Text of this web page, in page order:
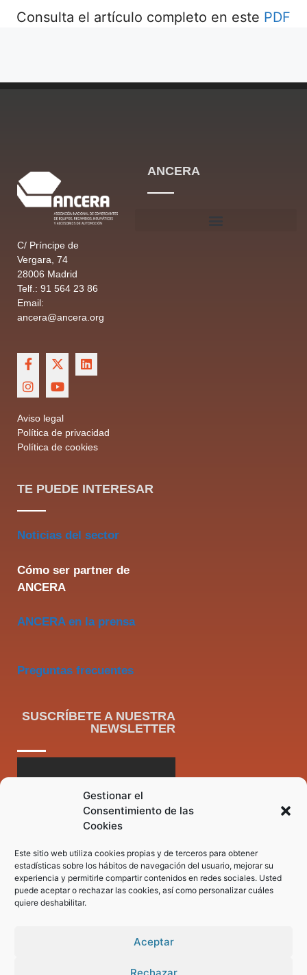
Gestionar el
Consentimiento de las
Cookies
Este sitio web utiliza cookies propias y de terceros para obtener
estadísticas sobre los hábitos de navegación del usuario, mejorar su
experiencia y permitirle compartir contenidos en redes sociales. Usted
puede aceptar o rechazar las cookies, así como personalizar cuáles
quiere deshabilitar.
Aceptar
Rechazar
Consulta el artículo completo en este PDF
C/ Príncipe de
Vergara, 74
28006 Madrid
Telf.: 91 564 23 86
Email:
ancera@ancera .org
Aviso legal
Política de privacidad
Política de cookies
ANCERA
TE PUEDE INTERESAR
Noticias del sector
Cómo ser partner de
ANCERA
ANCERA en la prensa
Preguntas frecuentes
SUSCRÍBETE A NUESTRA
NEWSLETTER